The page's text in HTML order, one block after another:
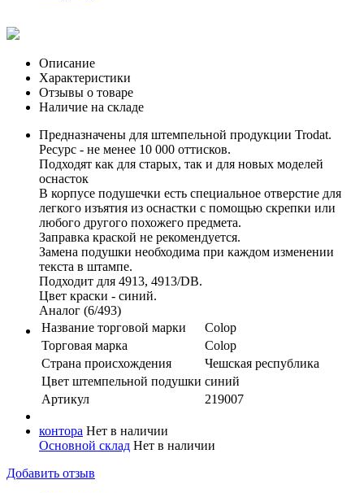
Описание
Характеристики
Отзывы о товаре
Наличие на складе
Предназначены для штемпельной продукции Trodat.
Ресурс - не менее 10 000 оттисков.
Подходят как для старых, так и для новых моделей
оснасток
В корпусе подушечки есть специальное отверстие для
легкого изъятия из оснастки с помощью скрепки или
любого другого похожего предмета.
Заправка краской не рекомендуется.
Замена подушки необходима при каждом изменении
текста в штампе.
Подходит для 4913, 4913/DB.
Цвет краски - синий.
Аналог (6/493)
Название торговой марки
Colop
Торговая марка
Colop
Страна происхождения
Чешская республика
Цвет штемпельной подушки синий
Артикул
219007
контора Нет в наличии
Основной склад Нет в наличии
Добавить отзыв